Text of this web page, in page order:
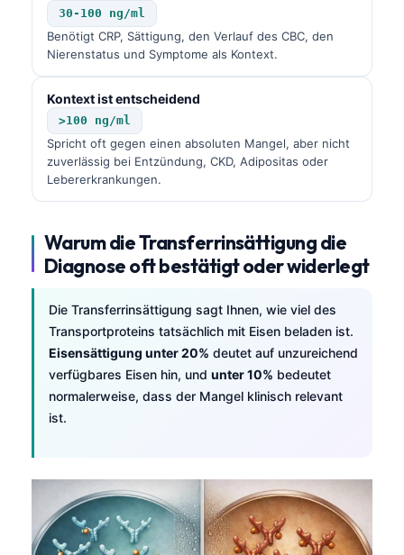
30-100 ng/ml
Benötigt CRP, Sättigung, den Verlauf des CBC, den
Nierenstatus und Symptome als Kontext.
Kontext ist entscheidend
>100 ng/ml
Spricht oft gegen einen absoluten Mangel, aber nicht
zuverlässig bei Entzündung, CKD, Adipositas oder
Lebererkrankungen.
Warum die Transferrinsättigung die
Diagnose oft bestätigt oder widerlegt
Die Transferrinsättigung sagt Ihnen, wie viel des
Transportproteins tatsächlich mit Eisen beladen ist.
Eisensättigung unter 20% deutet auf unzureichend
verfügbares Eisen hin, und unter 10% bedeutet
normalerweise, dass der Mangel klinisch relevant
ist.